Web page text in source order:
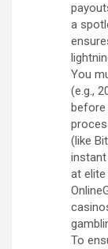
a
You
(e.g.,
before
(like
at
To